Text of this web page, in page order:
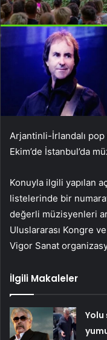
Arjantinli-İrlandalı
Ekim’de İstanbul’da
Konuyla ilgili yapılan
listelerinde bir
değerli müzisyenleri
Uluslararası Kongre
Vigor Sanat
İlgili Makaleler
Yolu